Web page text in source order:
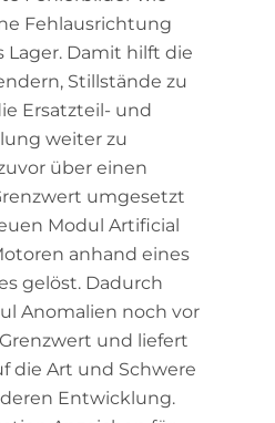
Fehlausrichtung
Lager. Damit hilft die
Stillstände zu
Ersatzteil- und
weiter zu
über einen
umgesetzt
Modul Artificial
anhand eines
gelöst. Dadurch
Anomalien noch vor
und liefert
die Art und Schwere
Entwicklung.